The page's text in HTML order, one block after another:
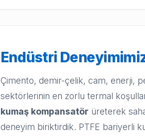
Endüstri
Çimento, demir-çelik, cam, enerji,
sektörlerinin en zorlu termal
kumaş kompansatör üreterek
deneyim biriktirdik. PTFE bariyerli